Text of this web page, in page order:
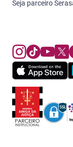
Seja parceiro